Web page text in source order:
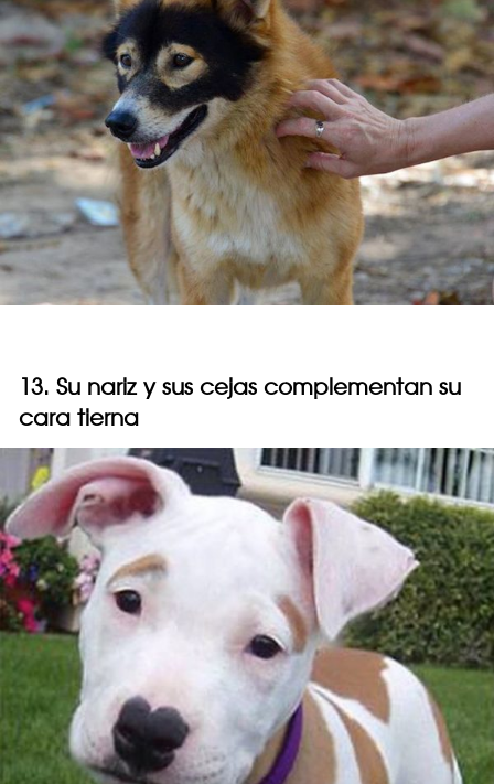
13. Su nariz y sus cejas complementan su
cara tierna